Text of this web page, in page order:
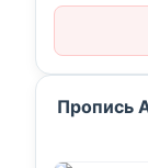
Пропись